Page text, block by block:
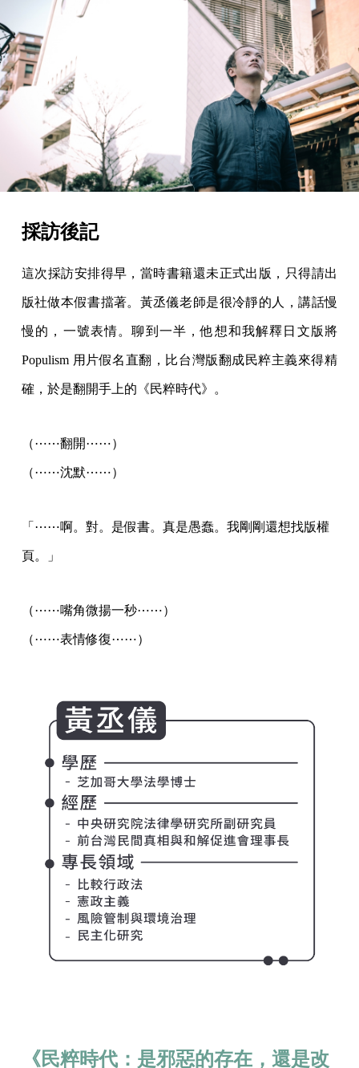
採訪後記
這次採訪安排得早，當時書籍還未正式出版，只得請出
版社做本假書擋著。黃丞儀老師是很冷靜的人，講話慢
慢的，一號表情。聊到一半，他想和我解釋日文版將
Populism 用片假名直翻，比台灣版翻成民粹主義來得精
確，於是翻開手上的《民粹時代》。
（⋯⋯翻開⋯⋯）
（⋯⋯沈默⋯⋯）
「⋯⋯啊。對。是假書。真是愚蠢。我剛剛還想找版權
頁。」
（⋯⋯嘴角微揚一秒⋯⋯）
（⋯⋯表情修復⋯⋯）
《民粹時代：是邪惡的存在，還是改